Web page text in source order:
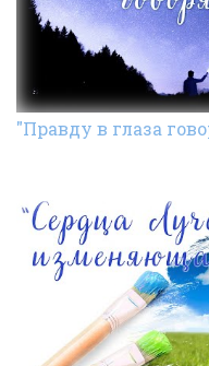
"Правду в глаза